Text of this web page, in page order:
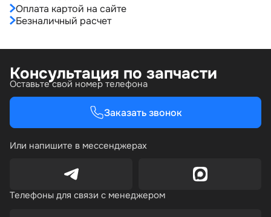
Оплата картой на сайте
Безналичный расчет
Консультация по запчасти
Оставьте свой номер телефона
Заказать звонок
Или напишите в мессенджерах
Телефоны для связи с менеджером